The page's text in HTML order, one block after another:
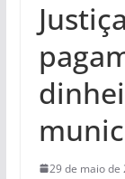
29 de maio de